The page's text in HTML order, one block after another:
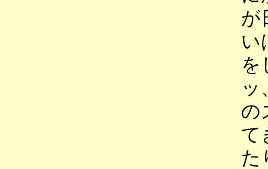
が
い
を
ッ
の
て
た